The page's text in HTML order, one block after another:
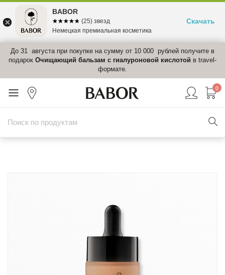
До 31 августа при покупке на сумму от 10 000 рублей получите в
подарок Очищающий бальзам с гиалуроновой кислотой в travel-
формате.
0
BABOR
☆☆☆☆☆
★★★★★ (25) звезд
Немецкая премиальная косметика
Скачать